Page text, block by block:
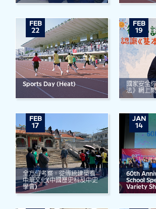
FEB
22
Sports Day (Heat)
FEB
19
國家安全
法》網上
FEB
17
全方位考察﹕從傅統建築看
中華文化(中國歷史科及中史
學會)
JAN
14
60th
School
Variety